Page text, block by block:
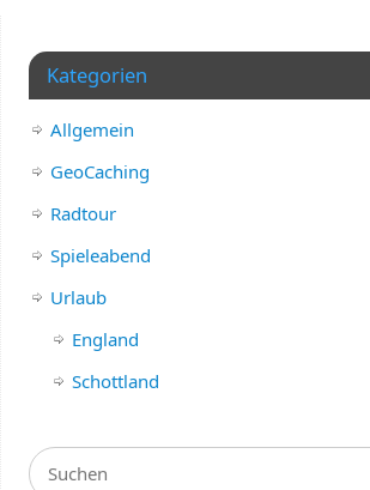
Kategorien
Allgemein
GeoCaching
Radtour
Spieleabend
Urlaub
England
Schottland